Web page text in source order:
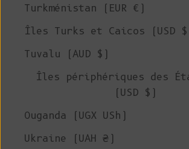
Turkménistan (EUR €)
Îles Turks et Caicos (USD
Tuvalu (AUD $)
Îles périphériques des
(USD $)
Ouganda (UGX USh)
Ukraine (UAH ₴)